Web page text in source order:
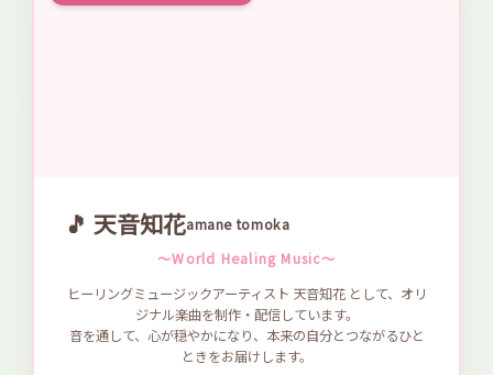
🎵 天音知花amane tomoka
〜World Healing Music〜
ヒーリングミュージックアーティスト 天音知花 として、オリ
ジナル楽曲を制作・配信しています。
音を通して、心が穏やかになり、本来の自分とつながるひと
ときをお届けします。